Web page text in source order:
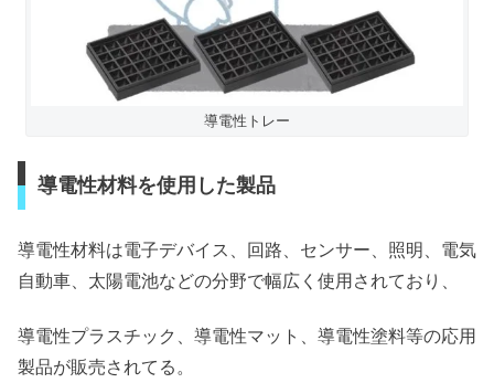
導電性トレー
導電性材料を使用した製品
導電性材料は電子デバイス、回路、センサー、照明、電気
自動車、太陽電池などの分野で幅広く使用されており、
導電性プラスチック、導電性マット、導電性塗料等の応用
製品が販売されてる。